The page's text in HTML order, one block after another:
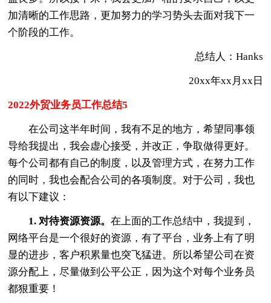
加清晰的工作思路，更加努力的学习势头去面对我下一
个阶段的工作。
总结人：Hanks
20xx年xx月xx日
2022外贸业务员工作总结5
在公司这半年时间，我有不足的地方，希望同事领
导给我提出，我会虚心接受，并改正，争取做得更好。
每个公司都有自己的制度，以及管理方式，在努力工作
的同时，我也会配合公司的各项制度。对于公司，我也
有以下建议：
1. 对待资源资源。在上面的工作总结中，我提到，
网络平台是一个很好的资源，有了平台，业务上有了明
显的进步，客户积累量也突飞猛进。所以希望公司在资
源分配上，尽量做到公平公正，因为这个对每个业务员
都狠重要！